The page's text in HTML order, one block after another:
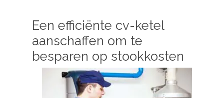
Een efficiënte cv-ketel
aanschaffen om te
besparen op stookkosten